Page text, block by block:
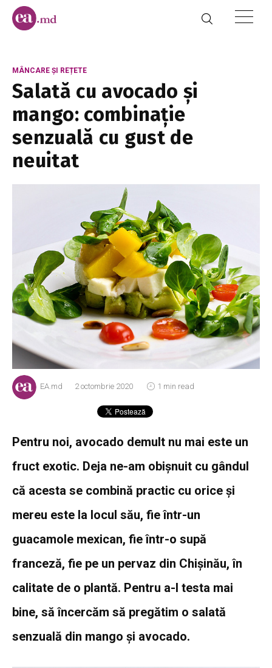
MÂNCARE ȘI REȚETE
Salată cu avocado și
mango: combinație
senzuală cu gust de
neuitat
EA.md 2 octombrie 2020 1 min read
Pentru noi, avocado demult nu mai este un
fruct exotic. Deja ne-am obișnuit cu gândul
că acesta se combină practic cu orice și
mereu este la locul său, fie într-un
guacamole mexican, fie într-o supă
franceză, fie pe un pervaz din Chișinău, în
calitate de o plantă. Pentru a-l testa mai
bine, să încercăm să pregătim o salată
senzuală din mango și avocado.